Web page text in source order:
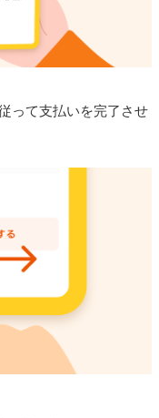
って支払いを完了させ